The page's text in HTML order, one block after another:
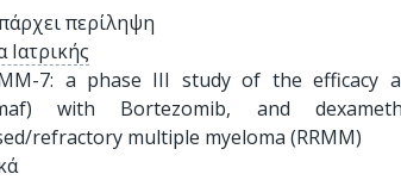
περίληψη
Ιατρικής
7: a phase III study of the efficacy
with Bortezomib, and
refractory multiple myeloma (RRMM)